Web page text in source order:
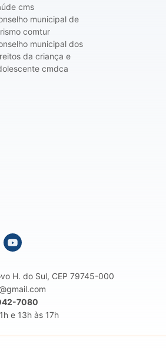
cms
municipal de
comtur
municipal dos
da criança e
cmdca
H. do Sul, CEP 79745-000
7080
e 13h às 17h